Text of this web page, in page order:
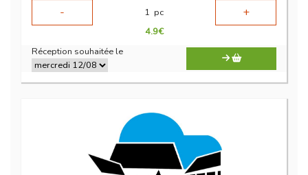
-
1 pc +
4.9€
Réception souhaitée le